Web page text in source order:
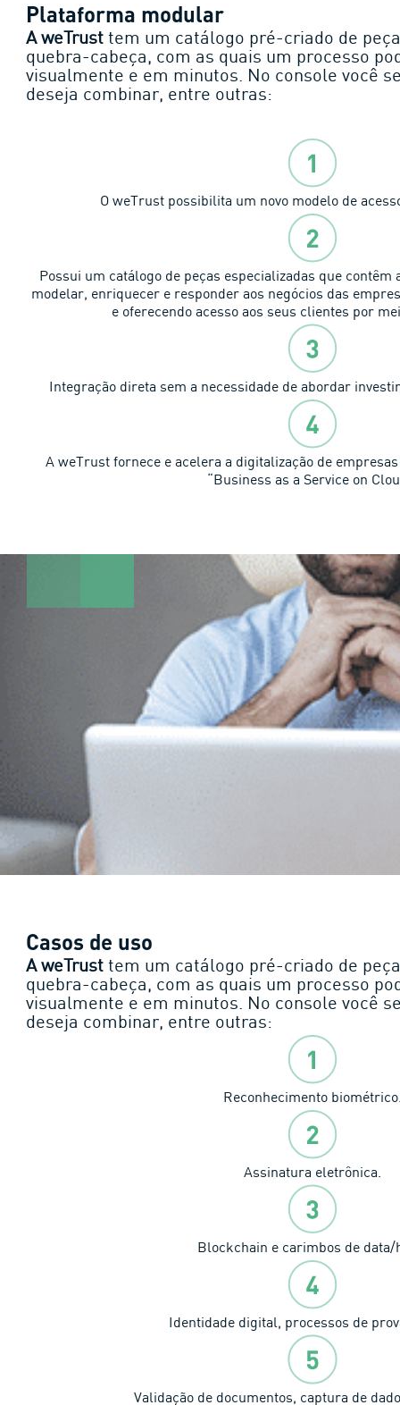
Plataforma modular
A weTrust tem um catálogo pré-criado de
quebra-cabeça, com as quais um processo
visualmente e em minutos. No console você
deseja combinar, entre outras:
O weTrust possibilita um novo modelo de
Possui um catálogo de peças especializadas que contêm
modelar, enriquecer e responder aos negócios das
e oferecendo acesso aos seus clientes por
Integração direta sem a necessidade de abordar
A weTrust fornece e acelera a digitalização de
“Business as a Service on
Casos de uso
A weTrust tem um catálogo pré-criado de
quebra-cabeça, com as quais um processo
visualmente e em minutos. No console você
deseja combinar, entre outras:
Reconhecimento
Assinatura eletrônica.
Blockchain e carimbos de data/
Identidade digital, processos de
Validação de documentos, captura de